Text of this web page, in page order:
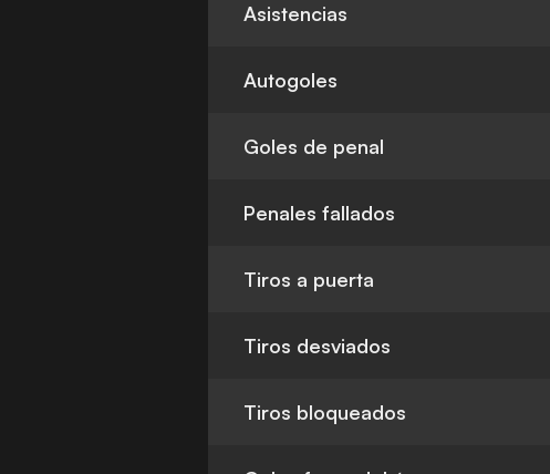
Asistencias
Autogoles
Goles de penal
Penales fallados
Tiros a puerta
Tiros desviados
Tiros bloqueados